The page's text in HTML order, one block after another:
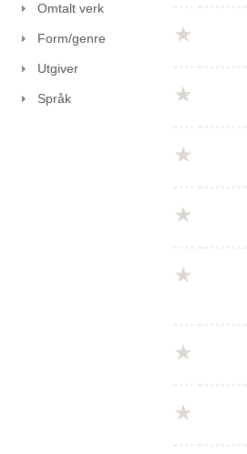
Omtalt verk
Form/genre
Utgiver
Språk